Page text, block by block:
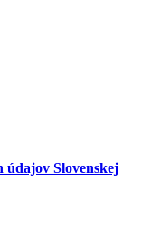
údajov Slovenskej